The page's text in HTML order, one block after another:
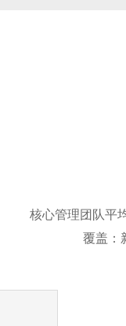
核心管理团队平
覆盖：